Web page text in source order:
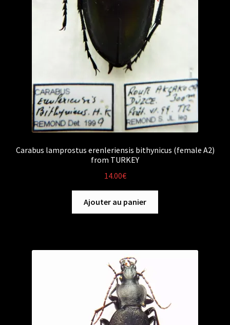
Carabus lamprostus erenleriensis bithynicus (female A2)
from TURKEY
14.00€
Ajouter au panier